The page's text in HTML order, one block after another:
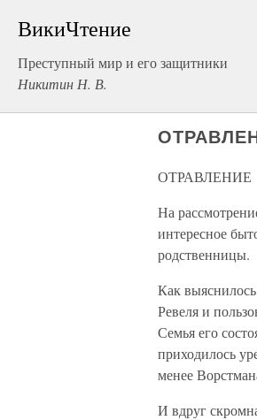
ВикиЧтение
Преступный мир и его защитники
Никитин Н. В.
ОТРАВЛЕНИЕ
На
интересное
родственницы.
Как
Ревеля и
Семья его
приходилось
менее
И вдруг